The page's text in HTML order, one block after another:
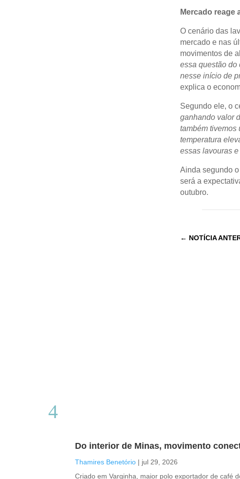
Mercado reage
O cenário das
mercado e nas
movimentos de
essa questão do
nesse início de
explica o
Segundo ele, o
ganhando valor
também tivemos
temperatura
essas lavouras e
Ainda segundo
será a
outubro.
← NOTÍCIA
Do interior de Minas, movimento
Thamires Benetório | jul 29, 2026
Criado em Varginha, maior polo exportador de café